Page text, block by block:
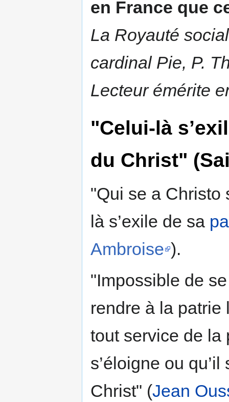
en France que
La Royauté
cardinal Pie, P.
Lecteur émérite
"Celui-là
du Christ"
"Qui se a Christo
là s’exile de sa
Ambroise ).
"Impossible de
rendre à la patrie
tout service de la
s’éloigne ou
Christ" (Jean